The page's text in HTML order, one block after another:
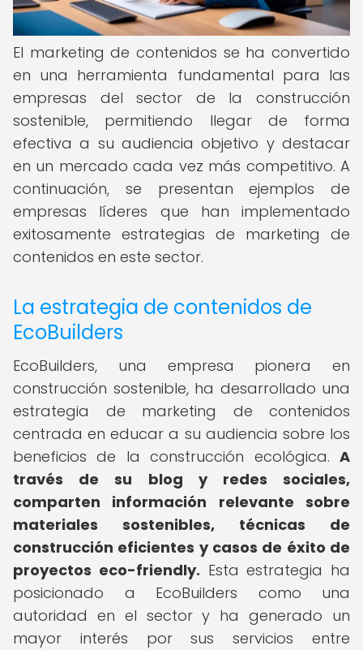
El marketing de contenidos se ha convertido
en una herramienta fundamental para las
empresas del sector de la construcción
sostenible, permitiendo llegar de forma
efectiva a su audiencia objetivo y destacar
en un mercado cada vez más competitivo. A
continuación, se presentan ejemplos de
empresas líderes que han implementado
exitosamente estrategias de marketing de
contenidos en este sector.
La estrategia de contenidos de
EcoBuilders
EcoBuilders, una empresa pionera en
construcción sostenible, ha desarrollado una
estrategia de marketing de contenidos
centrada en educar a su audiencia sobre los
beneficios de la construcción ecológica. A
través de su blog y redes sociales,
comparten información relevante sobre
materiales sostenibles, técnicas de
construcción eficientes y casos de éxito de
proyectos eco-friendly. Esta estrategia ha
posicionado a EcoBuilders como una
autoridad en el sector y ha generado un
mayor interés por sus servicios entre